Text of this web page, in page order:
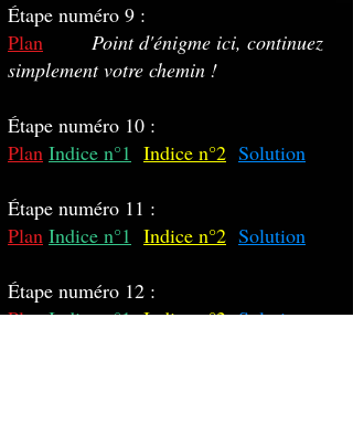
Étape numéro 9 :
Plan
Point d'énigme ici, continuez
simplement votre chemin !
Étape numéro 10 :
Plan Indice n°1 Indice n°2 Solution
Étape numéro 11 :
Plan Indice n°1 Indice n°2 Solution
Étape numéro 12 :
Plan Indice n°1 Indice n°2 Solution